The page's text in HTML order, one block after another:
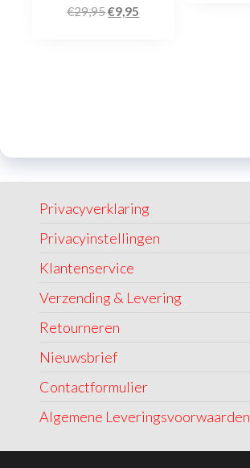
€29,95€9,95
Privacyverklaring
Privacyinstellingen
Klantenservice
Verzending & Levering
Retourneren
Nieuwsbrief
Contactformulier
Algemene Leveringsvoorwaarden